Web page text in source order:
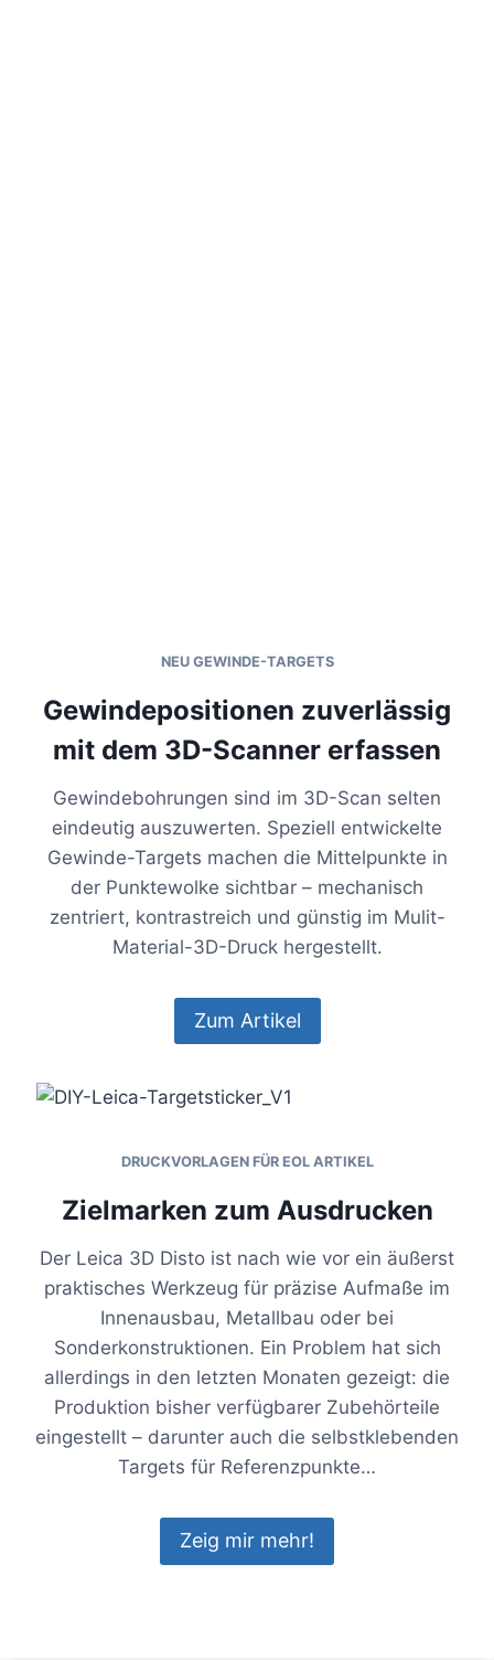
NEU GEWINDE-TARGETS
Gewindepositionen zuverlässig
mit dem 3D-Scanner erfassen
Gewindebohrungen sind im 3D-Scan selten
eindeutig auszuwerten. Speziell entwickelte
Gewinde-Targets machen die Mittelpunkte in
der Punktewolke sichtbar – mechanisch
zentriert, kontrastreich und günstig im Mulit-
Material-3D-Druck hergestellt.
Zum Artikel
DRUCKVORLAGEN FÜR EOL ARTIKEL
Zielmarken zum Ausdrucken
Der Leica 3D Disto ist nach wie vor ein äußerst
praktisches Werkzeug für präzise Aufmaße im
Innenausbau, Metallbau oder bei
Sonderkonstruktionen. Ein Problem hat sich
allerdings in den letzten Monaten gezeigt: die
Produktion bisher verfügbarer Zubehörteile
eingestellt – darunter auch die selbstklebenden
Targets für Referenzpunkte…
Zeig mir mehr!